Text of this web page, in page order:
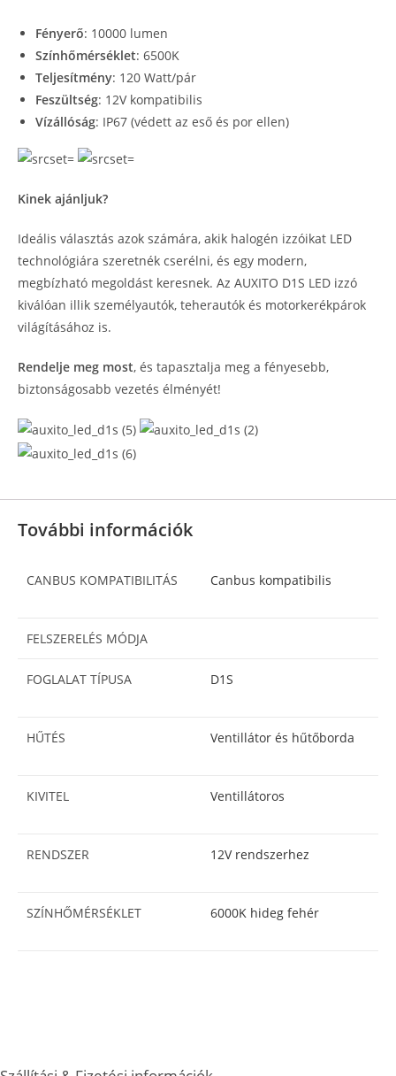
Fényerő: 10000 lumen
Színhőmérséklet: 6500K
Teljesítmény: 120 Watt/pár
Feszültség: 12V kompatibilis
Vízállóság: IP67 (védett az eső és por ellen)
Kinek ajánljuk?
Ideális választás azok számára, akik halogén izzóikat LED
technológiára szeretnék cserélni, és egy modern,
megbízható megoldást keresnek. Az AUXITO D1S LED izzó
kiválóan illik személyautók, teherautók és motorkerékpárok
világításához is.
Rendelje meg most, és tapasztalja meg a fényesebb,
biztonságosabb vezetés élményét!
További információk
CANBUS KOMPATIBILITÁS Canbus kompatibilis
FELSZERELÉS MÓDJA
FOGLALAT TÍPUSA D1S
HŰTÉS Ventillátor és hűtőborda
KIVITEL Ventillátoros
RENDSZER 12V rendszerhez
SZÍNHŐMÉRSÉKLET 6000K hideg fehér